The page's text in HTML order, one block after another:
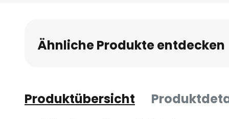
Bildgalerie
springen
Ähnliche Produkte entdecken
Produktübersicht